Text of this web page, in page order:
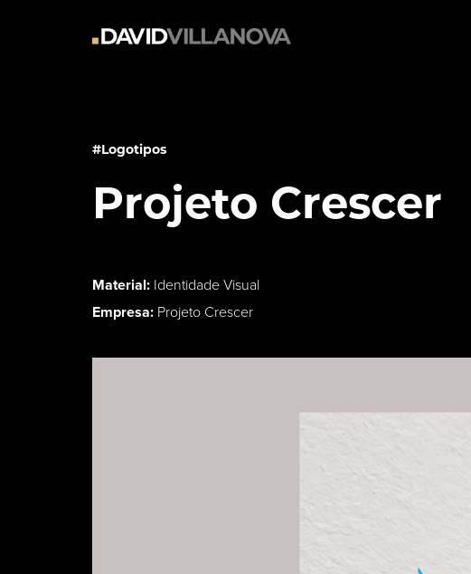
#Logotipos
Projeto Crescer
Material: Identidade Visual
Empresa: Projeto Crescer